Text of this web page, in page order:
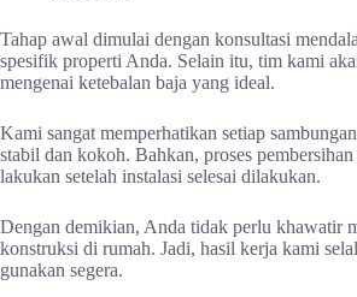
Tahap awal dimulai dengan konsultasi
spesifik properti Anda. Selain itu, tim kami
mengenai ketebalan baja yang ideal.
Kami sangat memperhatikan setiap
stabil dan kokoh. Bahkan, proses
lakukan setelah instalasi selesai dilakukan.
Dengan demikian, Anda tidak perlu khawatir
konstruksi di rumah. Jadi, hasil kerja kami
gunakan segera.